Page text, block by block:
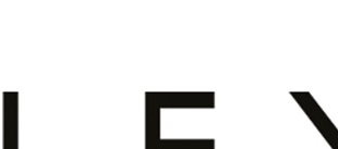
Dámský svetr
Táto položka